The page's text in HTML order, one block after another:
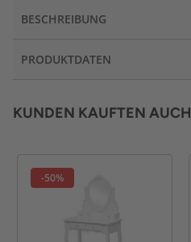
BESCHREIBUNG
PRODUKTDATEN
KUNDEN KAUFTEN AUCH
-50%